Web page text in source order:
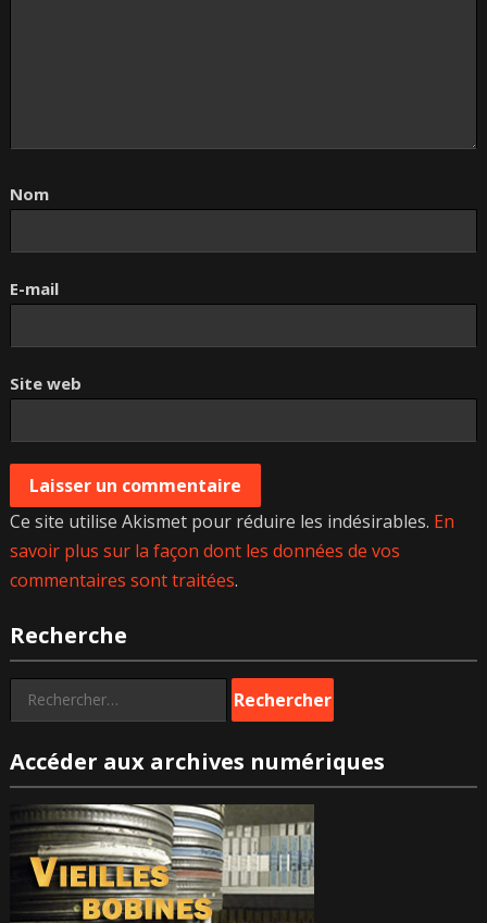
Nom
E-mail
Site web
Ce site utilise Akismet pour réduire les indésirables. En
savoir plus sur la façon dont les données de vos
commentaires sont traitées.
Recherche
Rechercher :
Accéder aux archives numériques